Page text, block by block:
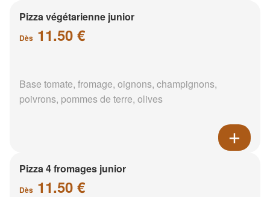
Pizza végétarienne junior
Dès 11.50 €
Base tomate, fromage, oignons, champignons,
poivrons, pommes de terre, olives
Pizza 4 fromages junior
Dès 11.50 €